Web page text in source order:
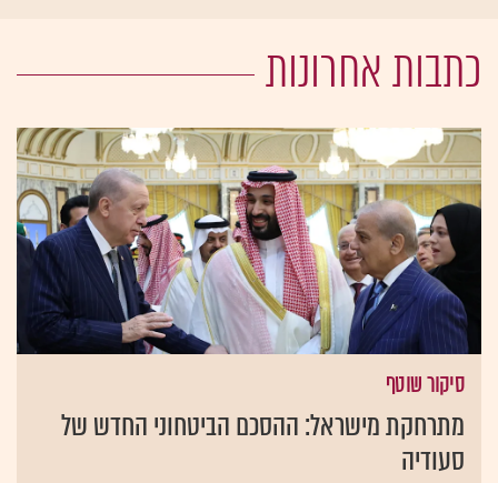
כתבות אחרונות
סיקור שוטף
מתרחקת מישראל: ההסכם הביטחוני החדש של
סעודיה